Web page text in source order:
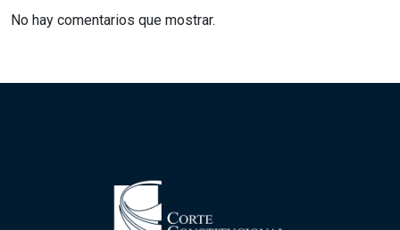
No hay comentarios que mostrar.